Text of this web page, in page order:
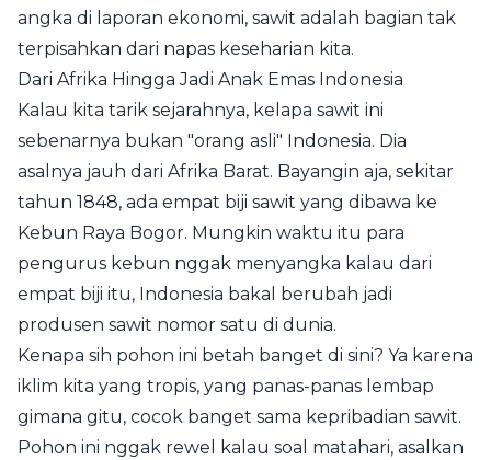
angka di laporan ekonomi, sawit adalah bagian tak
terpisahkan dari napas keseharian kita.
Dari Afrika Hingga Jadi Anak Emas Indonesia
Kalau kita tarik sejarahnya, kelapa sawit ini
sebenarnya bukan "orang asli" Indonesia. Dia
asalnya jauh dari Afrika Barat. Bayangin aja, sekitar
tahun 1848, ada empat biji sawit yang dibawa ke
Kebun Raya Bogor. Mungkin waktu itu para
pengurus kebun nggak menyangka kalau dari
empat biji itu, Indonesia bakal berubah jadi
produsen sawit nomor satu di dunia.
Kenapa sih pohon ini betah banget di sini? Ya karena
iklim kita yang tropis, yang panas-panas lembap
gimana gitu, cocok banget sama kepribadian sawit.
Pohon ini nggak rewel kalau soal matahari, asalkan